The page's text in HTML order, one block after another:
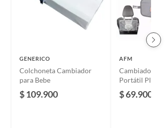
GENERICO
Colchoneta Cambiador
para Bebe
$ 109.900
AFM
Cambiador De
Portátil
Impermeable
$ 69.900